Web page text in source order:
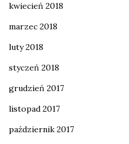
kwiecień 2018
marzec 2018
luty 2018
styczeń 2018
grudzień 2017
listopad 2017
październik 2017